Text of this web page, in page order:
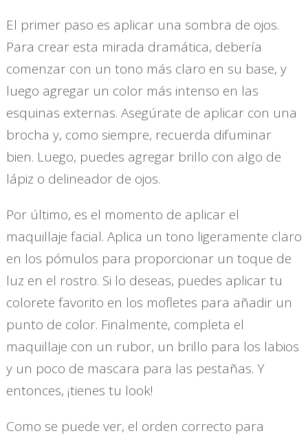
El primer paso es aplicar una sombra de ojos.
Para crear esta mirada dramática, debería
comenzar con un tono más claro en su base, y
luego agregar un color más intenso en las
esquinas externas. Asegúrate de aplicar con una
brocha y, como siempre, recuerda difuminar
bien. Luego, puedes agregar brillo con algo de
lápiz o delineador de ojos.
Por último, es el momento de aplicar el
maquillaje facial. Aplica un tono ligeramente claro
en los pómulos para proporcionar un toque de
luz en el rostro. Si lo deseas, puedes aplicar tu
colorete favorito en los mofletes para añadir un
punto de color. Finalmente, completa el
maquillaje con un rubor, un brillo para los labios
y un poco de mascara para las pestañas. Y
entonces, ¡tienes tu look!
Como se puede ver, el orden correcto para